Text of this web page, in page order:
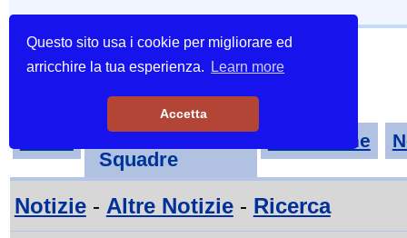
Questo sito usa i cookie per migliorare ed
arricchire la tua esperienza.
Learn more
Accetta
Tornei-
Squadre
Classifiche
Notizie- Altre Notizie- Ricerca